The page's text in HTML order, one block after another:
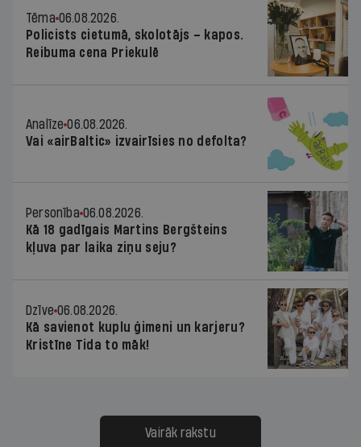
Tēma 06.08.2026.
Policists cietumā, skolotājs – kapos.
Reibuma cena Priekulē
Analīze 06.08.2026.
Vai «airBaltic» izvairīsies no defolta?
Personība 06.08.2026.
Kā 18 gadīgais Martins Bergšteins
kļuva par laika ziņu seju?
Dzīve 06.08.2026.
Kā savienot kuplu ģimeni un karjeru?
Kristīne Tida to māk!
Vairāk rakstu